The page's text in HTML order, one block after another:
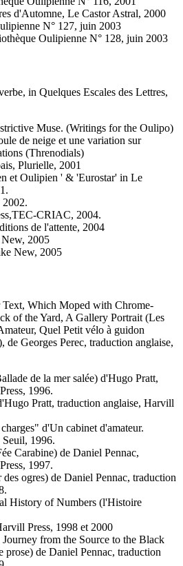
d'Automne, Le Castor Astral, 2000
N° 127, juin 2003
Oulipienne N° 128, juin 2003
in Quelques Escales des Lettres,
Muse. (Writings for the Oulipo)
de neige et une variation sur
(Threnodials)
Plurielle, 2001
et Oulipien ' & 'Eurostar' in Le
CRIAC, 2004.
de l'attente, 2004
2005
New, 2005
Text, Which Moped with Chrome-
of the Yard, A Gallery Portrait (Les
Quel Petit vélo à guidon
de Georges Perec, traduction anglaise,
de la mer salée) d'Hugo Pratt,
1996.
Pratt, traduction anglaise, Harvill
d'Un cabinet d'amateur.
Seuil, 1996.
Carabine) de Daniel Pennac,
1997.
ogres) de Daniel Pennac, traduction
History of Numbers (l'Histoire
Press, 1998 et 2000
from the Source to the Black
prose) de Daniel Pennac, traduction